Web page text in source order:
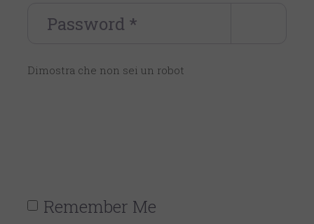
Dimostra che non sei un robot
Remember Me